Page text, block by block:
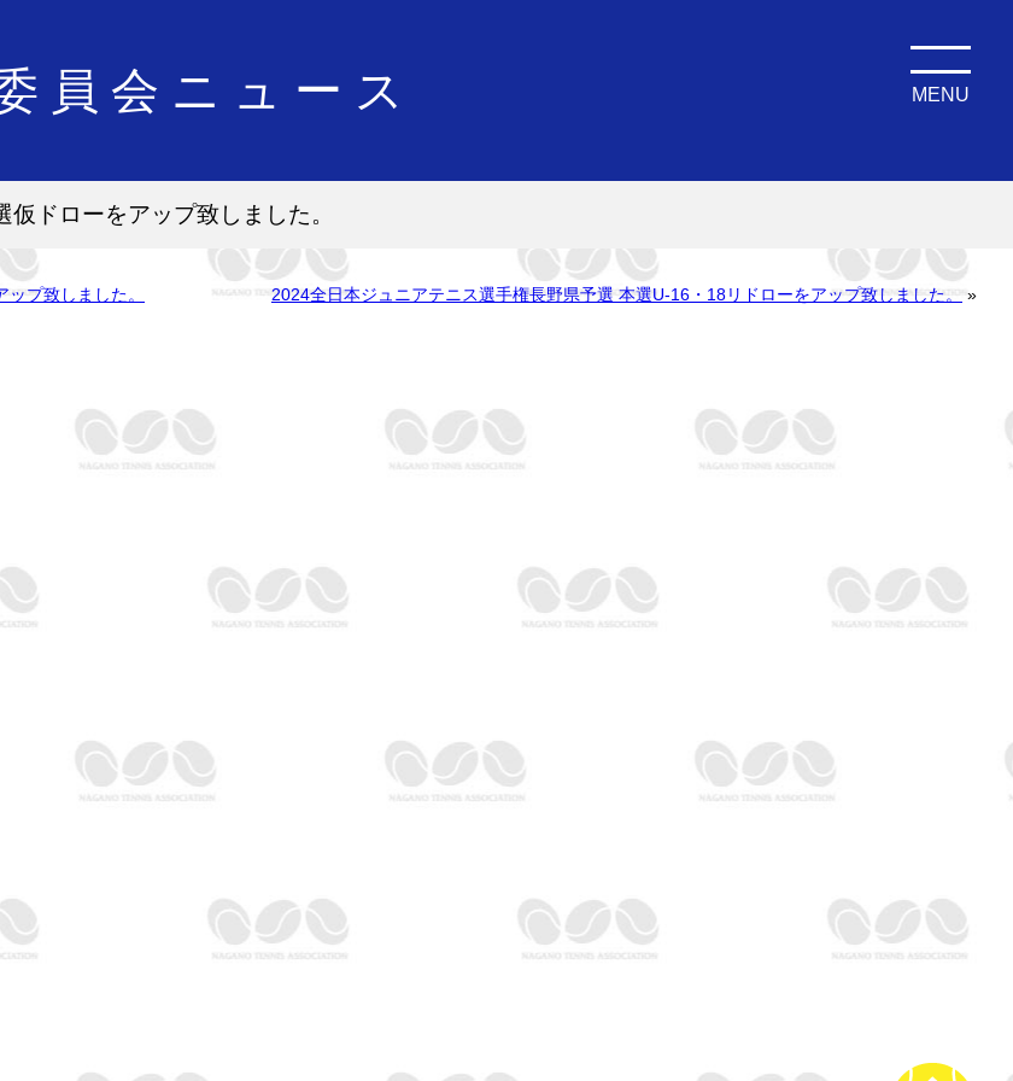
員会ニュース MENU
ドローをアップ致しました。
プ致しました。 2024全日本ジュニアテニス選手権長野県予選 本選U-16・18リドローをアップ致しました。 »